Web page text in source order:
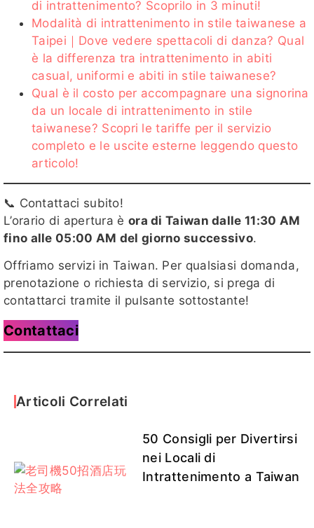
di intrattenimento? Scoprilo in 3 minuti!
Modalità di intrattenimento in stile taiwanese a
Taipei｜Dove vedere spettacoli di danza? Qual
è la differenza tra intrattenimento in abiti
casual, uniformi e abiti in stile taiwanese?
Qual è il costo per accompagnare una signorina
da un locale di intrattenimento in stile
taiwanese? Scopri le tariffe per il servizio
completo e le uscite esterne leggendo questo
articolo!
📞 Contattaci subito!
L’orario di apertura è ora di Taiwan dalle 11:30 AM
fino alle 05:00 AM del giorno successivo.
Offriamo servizi in Taiwan. Per qualsiasi domanda,
prenotazione o richiesta di servizio, si prega di
contattarci tramite il pulsante sottostante!
Contattaci
Articoli Correlati
50 Consigli per Divertirsi
nei Locali di
Intrattenimento a Taiwan